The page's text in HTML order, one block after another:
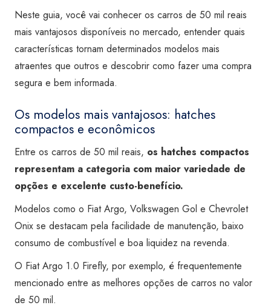
Neste guia, você vai conhecer os carros de 50 mil reais
mais vantajosos disponíveis no mercado, entender quais
características tornam determinados modelos mais
atraentes que outros e descobrir como fazer uma compra
segura e bem informada.
Os modelos mais vantajosos: hatches
compactos e econômicos
Entre os carros de 50 mil reais, os hatches compactos
representam a categoria com maior variedade de
opções e excelente custo-benefício.
Modelos como o Fiat Argo, Volkswagen Gol e Chevrolet
Onix se destacam pela facilidade de manutenção, baixo
consumo de combustível e boa liquidez na revenda.
O Fiat Argo 1.0 Firefly, por exemplo, é frequentemente
mencionado entre as melhores opções de carros no valor
de 50 mil.